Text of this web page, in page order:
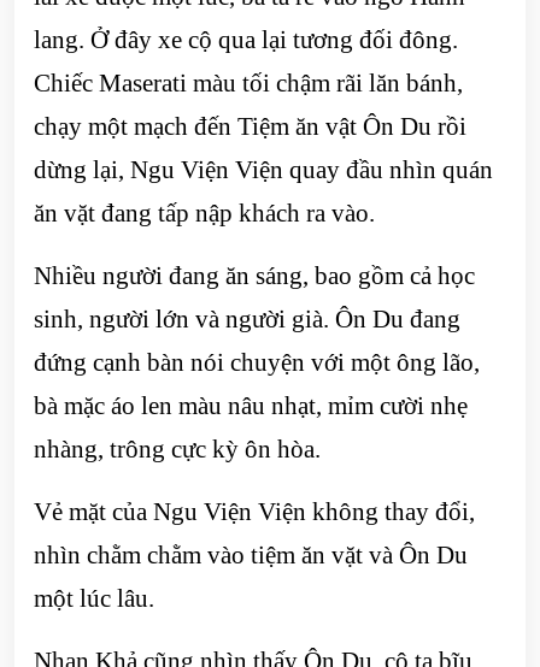
lang. Ở đây xe cộ qua lại tương đối đông.
Chiếc Maserati màu tối chậm rãi lăn bánh,
chạy một mạch đến Tiệm ăn vật Ôn Du rồi
dừng lại, Ngu Viện Viện quay đầu nhìn quán
ăn vặt đang tấp nập khách ra vào.
Nhiều người đang ăn sáng, bao gồm cả học
sinh, người lớn và người già. Ôn Du đang
đứng cạnh bàn nói chuyện với một ông lão,
bà mặc áo len màu nâu nhạt, mỉm cười nhẹ
nhàng, trông cực kỳ ôn hòa.
Vẻ mặt của Ngu Viện Viện không thay đổi,
nhìn chằm chằm vào tiệm ăn vặt và Ôn Du
một lúc lâu.
Nhan Khả cũng nhìn thấy Ôn Du, cô ta bĩu